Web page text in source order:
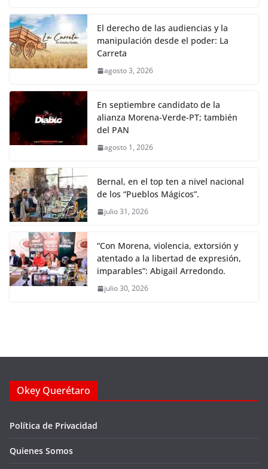
El derecho de las audiencias y la
manipulación desde el poder: La
Carreta
agosto 3, 2026
En septiembre candidato de la
alianza Morena-Verde-PT; también
del PAN
agosto 1, 2026
Bernal, en el top ten a nivel nacional
de los “Pueblos Mágicos”.
julio 31, 2026
“Con Morena, violencia, extorsión y
atentado a la libertad de expresión,
imparables”: Abigail Arredondo.
julio 30, 2026
Okey Querétaro
Política de Privacidad
Quienes Somos